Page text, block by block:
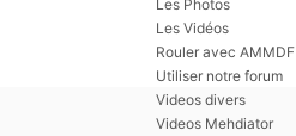
Les Photos
Les Vidéos
Rouler avec AMMDF
Utiliser notre forum
Videos divers
Videos Mehdiator